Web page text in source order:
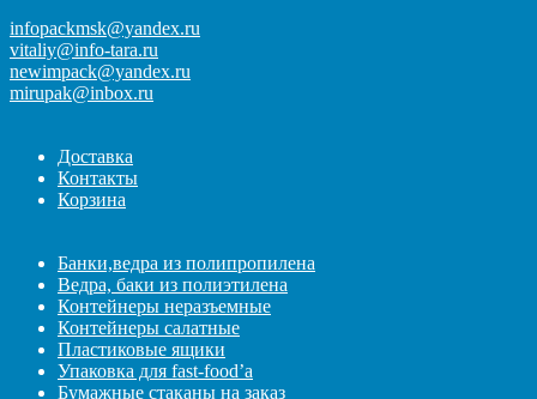
infopackmsk@yandex.ru
vitaliy@info-tara.ru
newimpack@yandex.ru
mirupak@inbox.ru
Доставка
Контакты
Корзина
Банки,ведра из полипропилена
Ведра, баки из полиэтилена
Контейнеры неразъемные
Контейнеры салатные
Пластиковые ящики
Упаковка для fast-food’а
Бумажные стаканы на заказ